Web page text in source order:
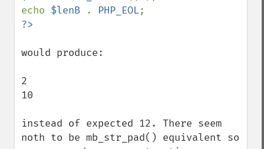
echo $lenB . PHP_EOL
would produce:
2
10
instead of expected 12. There seem
noth to be mb_str_pad() equivalent so